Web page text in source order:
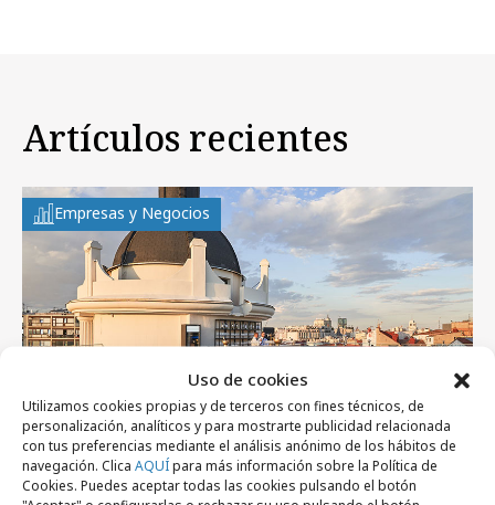
Uso de cookies
Utilizamos cookies propias y de terceros con fines técnicos, de
personalización, analíticos y para mostrarte publicidad relacionada
con tus preferencias mediante el análisis anónimo de los hábitos de
navegación. Clica AQUÍpara más información sobre la Política de
Cookies. Puedes aceptar todas las cookies pulsando el botón
Artículos recientes
Empresas y Negocios